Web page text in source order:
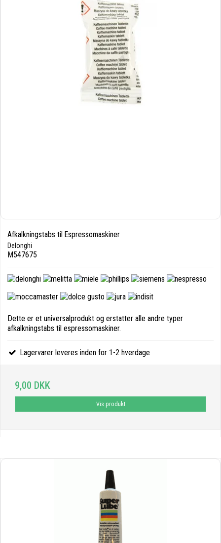
Afkalkningstabs til Espressomaskiner
Delonghi
M547675
Dette er et universalprodukt og erstatter alle andre typer
afkalkningstabs til espressomaskiner.
Lagervarer leveres inden for 1-2 hverdage
9,00 DKK
Vis produkt